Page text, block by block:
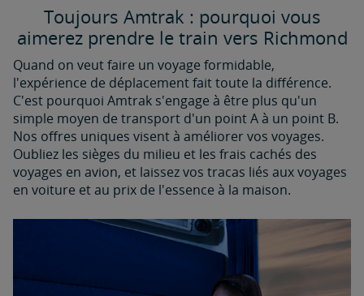
Toujours Amtrak : pourquoi vous
aimerez prendre le train vers Richmond
Quand on veut faire un voyage formidable,
l'expérience de déplacement fait toute la différence.
C'est pourquoi Amtrak s'engage à être plus qu'un
simple moyen de transport d'un point A à un point B.
Nos offres uniques visent à améliorer vos voyages.
Oubliez les sièges du milieu et les frais cachés des
voyages en avion, et laissez vos tracas liés aux voyages
en voiture et au prix de l'essence à la maison.